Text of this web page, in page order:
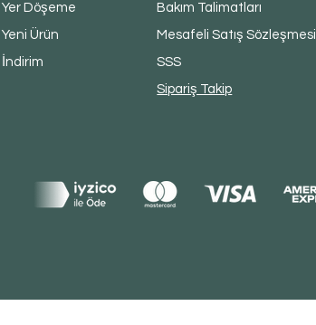
Yer Döşeme
Yeni Ürün
İndirim
Bakım Talimatları
Mesafeli Satış Sözleşmesi
SSS
Sipariş Takip